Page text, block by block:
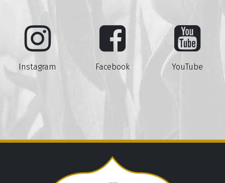
Instagram Facebook YouTube